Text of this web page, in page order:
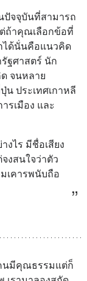
จจุบันที่สามารถ
ถ้าคุณเลือกข้อที่
ได้นั่นคือแนวคิด
ฐศาสตร์ นัก
จนหลาย
น ประเทศเกาหลี
รเมือง และ
งไร มีชื่อเสียง
งสนใจว่าตัว
เคารพนับถือ
นมีคุณธรรมแต่ก็